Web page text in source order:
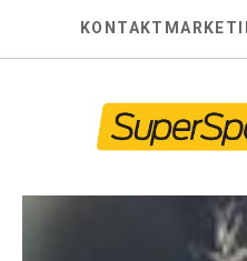
KONTAKT